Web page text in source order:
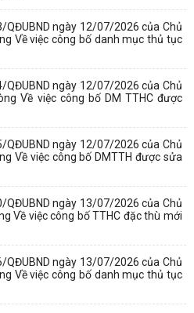
QĐUBND ngày 12/07/2026 của Chủ
Về việc công bố danh mục thủ tục
QĐUBND ngày 12/07/2026 của Chủ
Về việc công bố DM TTHC được
QĐUBND ngày 12/07/2026 của Chủ
Về việc công bố DMTTH được sửa
QĐUBND ngày 13/07/2026 của Chủ
Về việc công bố TTHC đặc thù mới
QĐUBND ngày 13/07/2026 của Chủ
Về việc công bố danh mục thủ tục